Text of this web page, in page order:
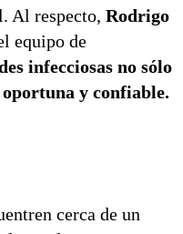
Al respecto, Rodrigo
equipo de
infecciosas no sólo
y confiable.
cerca de un